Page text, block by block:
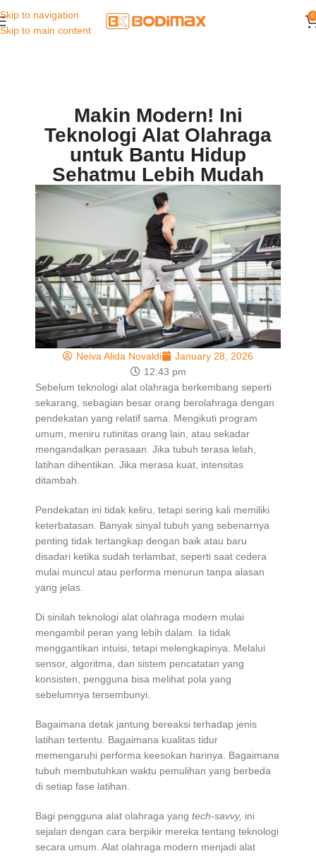
Skip to navigation
Skip to main content
0
Makin Modern! Ini
Teknologi Alat Olahraga
untuk Bantu Hidup
Sehatmu Lebih Mudah
Neiva Alida Novaldi
January 28, 2026
12:43 pm
Sebelum teknologi alat olahraga berkembang seperti
sekarang, sebagian besar orang berolahraga dengan
pendekatan yang relatif sama. Mengikuti program
umum, meniru rutinitas orang lain, atau sekadar
mengandalkan perasaan. Jika tubuh terasa lelah,
latihan dihentikan. Jika merasa kuat, intensitas
ditambah.
Pendekatan ini tidak keliru, tetapi sering kali memiliki
keterbatasan. Banyak sinyal tubuh yang sebenarnya
penting tidak tertangkap dengan baik atau baru
disadari ketika sudah terlambat, seperti saat cedera
mulai muncul atau performa menurun tanpa alasan
yang jelas.
Di sinilah teknologi alat olahraga modern mulai
mengambil peran yang lebih dalam. Ia tidak
menggantikan intuisi, tetapi melengkapinya. Melalui
sensor, algoritma, dan sistem pencatatan yang
konsisten, pengguna bisa melihat pola yang
sebelumnya tersembunyi.
Bagaimana detak jantung bereaksi terhadap jenis
latihan tertentu. Bagaimana kualitas tidur
memengaruhi performa keesokan harinya. Bagaimana
tubuh membutuhkan waktu pemulihan yang berbeda
di setiap fase latihan.
Bagi pengguna alat olahraga yang tech-savvy, ini
sejalan dengan cara berpikir mereka tentang teknologi
secara umum. Alat olahraga modern menjadi alat